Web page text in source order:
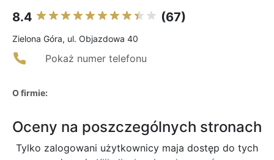
8.4 (67)
Zielona Góra, ul. Objazdowa 40
Pokaż numer telefonu
O firmie:
Oceny na poszczególnych stronach
Tylko zalogowani użytkownicy maja dostęp do tych